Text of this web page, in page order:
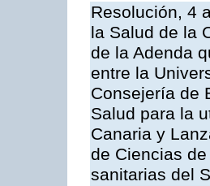
Resolución, 4
la Salud de la
de la Adenda
entre la
Consejería de
Salud para la
Canaria y
de Ciencias
sanitarias del